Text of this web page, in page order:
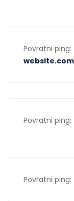
Povratni ping:
Povratni ping:
Povratni ping: